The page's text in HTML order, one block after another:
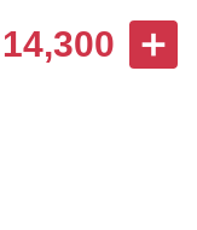
14,300